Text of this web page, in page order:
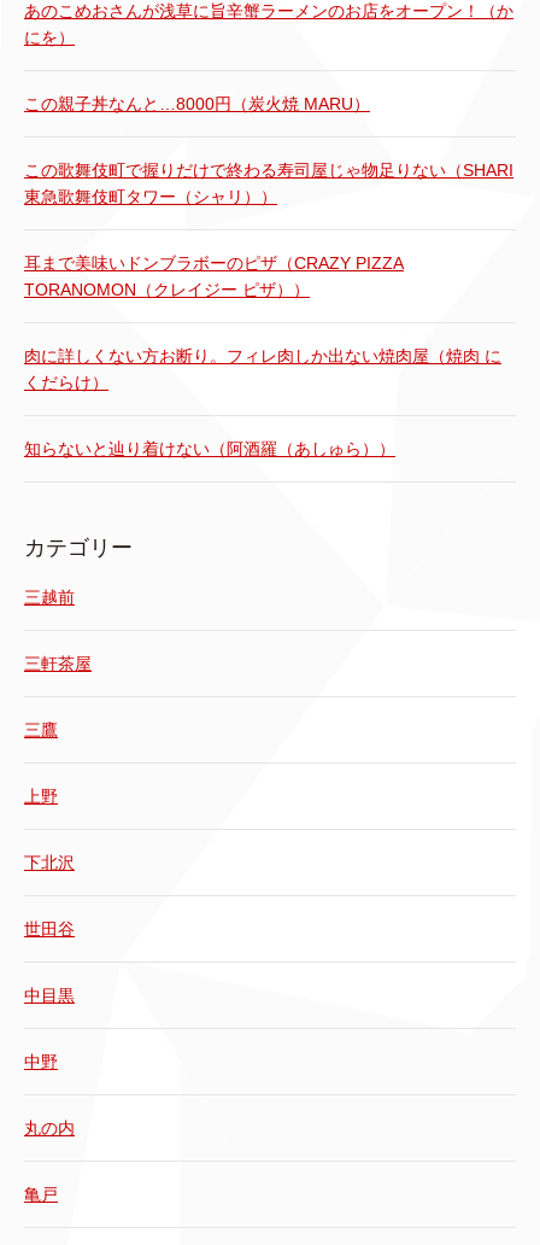
あのこめおさんが浅草に旨辛蟹ラーメンのお店をオープン！（か
にを）
この親子丼なんと…8000円（炭火焼 MARU）
この歌舞伎町で握りだけで終わる寿司屋じゃ物足りない（SHARI
東急歌舞伎町タワー（シャリ））
耳まで美味いドンブラボーのピザ（CRAZY PIZZA
TORANOMON（クレイジー ピザ））
肉に詳しくない方お断り。フィレ肉しか出ない焼肉屋（焼肉 に
くだらけ）
知らないと辿り着けない（阿酒羅（あしゅら））
カテゴリー
三越前
三軒茶屋
三鷹
上野
下北沢
世田谷
中目黒
中野
丸の内
亀戸